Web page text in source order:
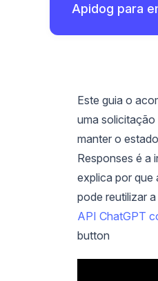
Apidog para
Este guia o
uma solicitação
manter o
Responses é a
explica por que
pode reutilizar
API ChatGPT
button